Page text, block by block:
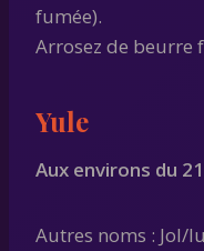
fumée).
Arrosez de beurre
Yule
Aux environs du
Autres noms : Jol/